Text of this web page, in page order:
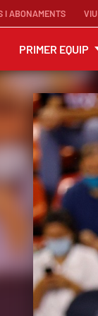
I ABONAMENTS VIU
PRIMER EQUIP